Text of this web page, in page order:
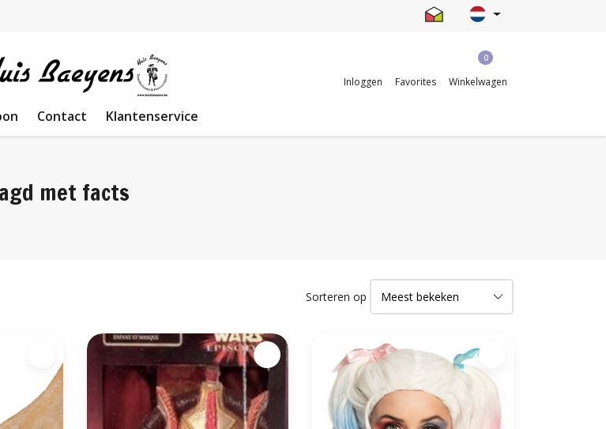
Inloggen Favorites
0
Winkelwagen
Contact Klantenservice
met facts
Sorteren op